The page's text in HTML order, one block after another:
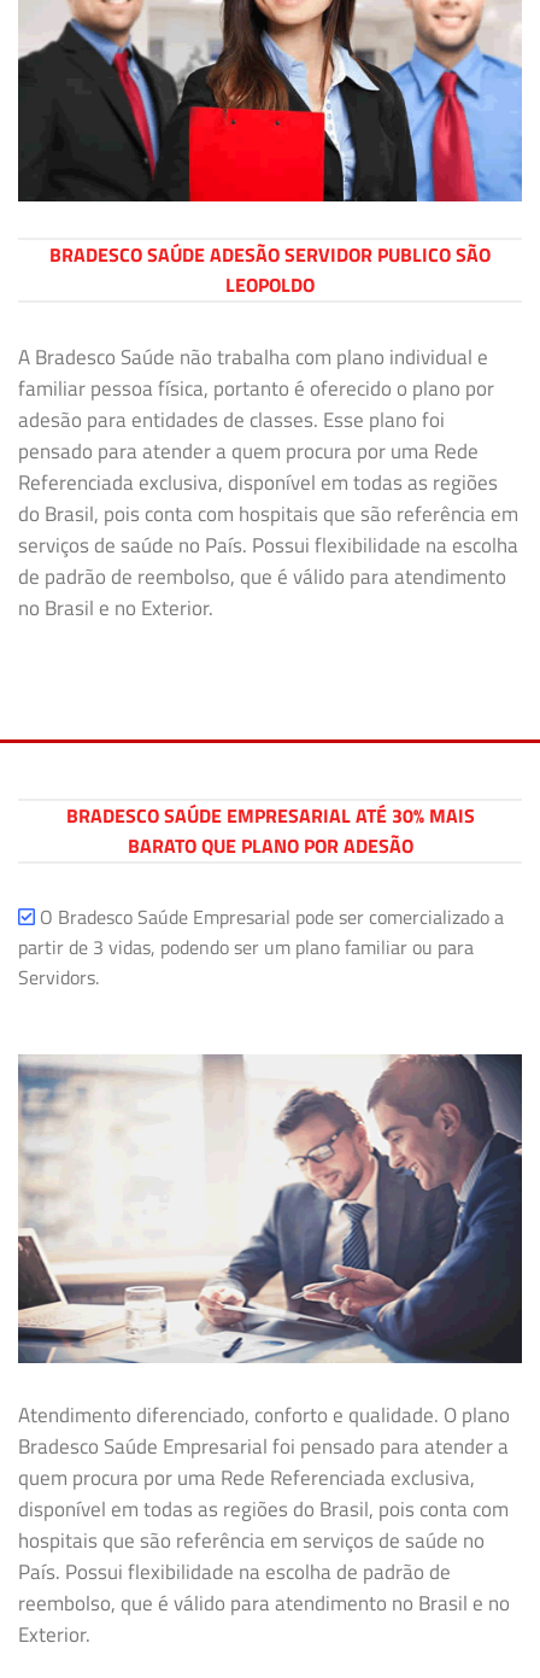
BRADESCO SAÚDE ADESÃO SERVIDOR PUBLICO SÃO
LEOPOLDO
A Bradesco Saúde não trabalha com plano individual e
familiar pessoa física, portanto é oferecido o plano por
adesão para entidades de classes. Esse plano foi
pensado para atender a quem procura por uma Rede
Referenciada exclusiva, disponível em todas as regiões
do Brasil, pois conta com hospitais que são referência em
serviços de saúde no País. Possui flexibilidade na escolha
de padrão de reembolso, que é válido para atendimento
no Brasil e no Exterior.
BRADESCO SAÚDE EMPRESARIAL ATÉ 30% MAIS
BARATO QUE PLANO POR ADESÃO
O Bradesco Saúde Empresarial pode ser comercializado a
partir de 3 vidas, podendo ser um plano familiar ou para
Servidors.
Atendimento diferenciado, conforto e qualidade. O plano
Bradesco Saúde Empresarial foi pensado para atender a
quem procura por uma Rede Referenciada exclusiva,
disponível em todas as regiões do Brasil, pois conta com
hospitais que são referência em serviços de saúde no
País. Possui flexibilidade na escolha de padrão de
reembolso, que é válido para atendimento no Brasil e no
Exterior.